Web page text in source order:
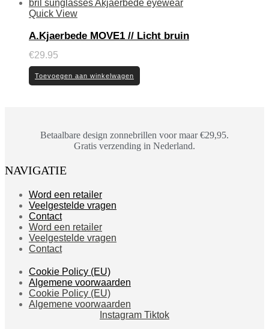
Quick View
A.Kjaerbede MOVE1 // Licht bruin
€29.95
Toevoegen aan winkelwagen
Betaalbare design zonnebrillen voor maar €29,95.
Gratis verzending in Nederland.
NAVIGATIE
Word een retailer
Veelgestelde vragen
Contact
Word een retailer
Veelgestelde vragen
Contact
Cookie Policy (EU)
Algemene voorwaarden
Cookie Policy (EU)
Algemene voorwaarden
Instagram Tiktok